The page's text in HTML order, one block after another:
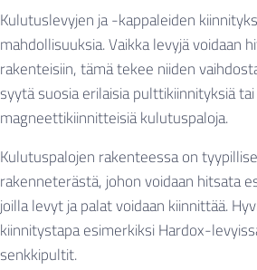
Kulutuslevyjen ja -kappaleiden
mahdollisuuksia. Vaikka levyjä voidaan
rakenteisiin, tämä tekee niiden
syytä suosia erilaisia pulttikiinnityksiä
magneettikiinnitteisiä kulutuspaloja.
Kulutuspalojen rakenteessa on
rakenneterästä, johon voidaan hitsata
joilla levyt ja palat voidaan kiinnittää.
kiinnitystapa esimerkiksi Hardox-
senkkipultit.